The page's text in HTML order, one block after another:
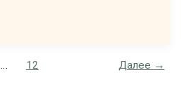
… 12 Далее →